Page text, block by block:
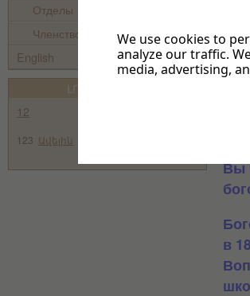
Отделы
Членство
English
ԼՈՒՅՍ ԱՆՄԱՐ
12
123 Ավելին
Вы
в
We use cookies to
analyze our traffic.
media, advertising,